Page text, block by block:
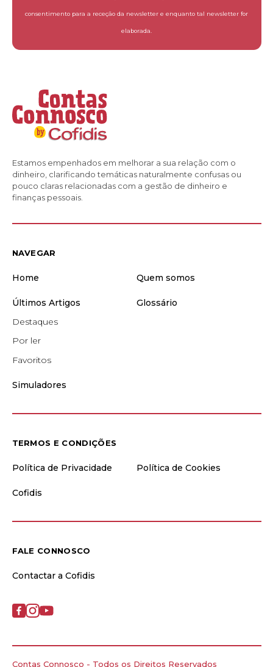
consentimento para a receção da newsletter e enquanto tal newsletter for
elaborada.
Estamos empenhados em melhorar a sua relação com o
dinheiro, clarificando temáticas naturalmente confusas ou
pouco claras relacionadas com a gestão de dinheiro e
finanças pessoais.
NAVEGAR
Home Quem somos
Últimos Artigos
Destaques
Por ler
Favoritos
Glossário
Simuladores
TERMOS E CONDIÇÕES
Política de Privacidade Política de Cookies
Cofidis
FALE CONNOSCO
Contactar a Cofidis
Contas Connosco - Todos os Direitos Reservados